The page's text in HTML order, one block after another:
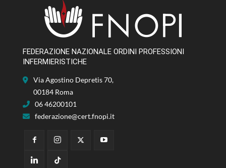
FEDERAZIONE NAZIONALE ORDINI PROFESSIONI
INFERMIERISTICHE
Via Agostino Depretis 70,
00184 Roma
06 46200101
federazione@cert.fnopi.it